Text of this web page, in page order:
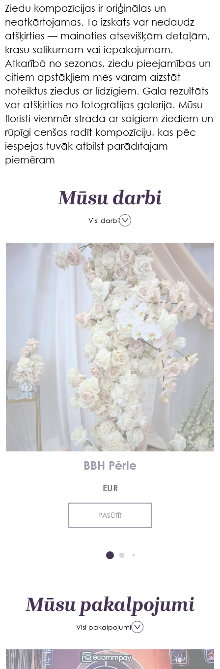
Ziedu kompozīcijas ir oriģinālas un
neatkārtojamas. To izskats var nedaudz
atšķirties — mainoties atsevišķām detaļām,
krāsu salikumam vai iepakojumam.
Atkarībā no sezonas, ziedu pieejamības un
citiem apstākļiem mēs varam aizstāt
noteiktus ziedus ar līdzīgiem. Gala rezultāts
var atšķirties no fotogrāfijas galerijā. Mūsu
floristi vienmēr strādā ar saigiem ziediem un
rūpīgi cenšas radīt kompozīciju, kas pēc
iespējas tuvāk atbilst parādītajam
piemēram
Mūsu darbi
Visi darbi
BBH Pērle
EUR
PASŪTĪT
Mūsu pakalpojumi
Visi pakalpojumi